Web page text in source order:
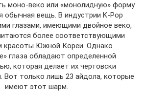
моно-веко или «монолидную» форму
обычная вещь. В индустрии K-Pop
глазами, имеющими двойное веко,
более соответствующими
красоты Южной Кореи. Однако
глаза обладают определенной
которая делает их чертовски
Вот только лишь 23 айдола, которые
имеют этот шарм.